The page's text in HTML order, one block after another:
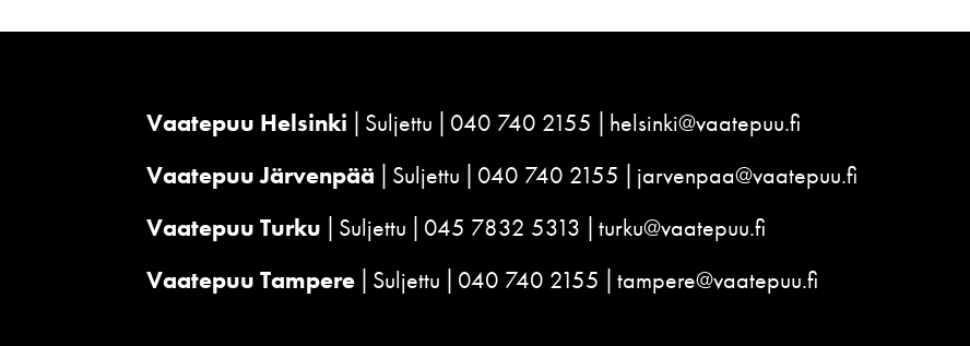
Vaatepuu Helsinki Suljettu 040 740 2155
helsinki@vaatepuu.fi
Vaatepuu Järvenpää
Suljettu 040 740 2155
jarvenpaa@vaatepuu.fi
Vaatepuu Turku
Suljettu 045 7832 5313
turku@vaatepuu.fi
Vaatepuu Tampere Suljettu 040 740 2155 tampere@vaatepuu.fi